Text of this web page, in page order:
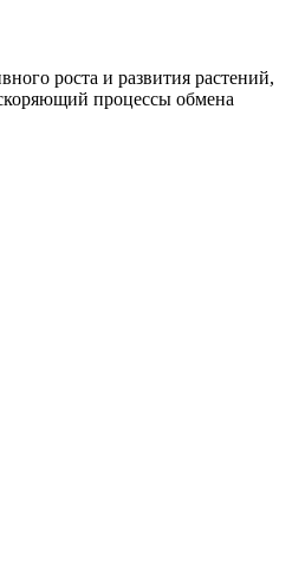
роста и развития растений,
процессы обмена